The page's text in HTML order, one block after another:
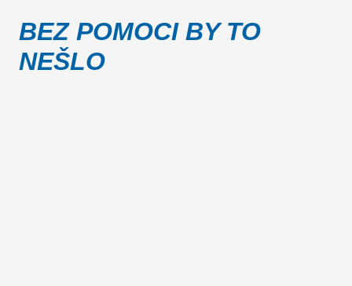
BEZ POMOCI BY TO
NEŠLO